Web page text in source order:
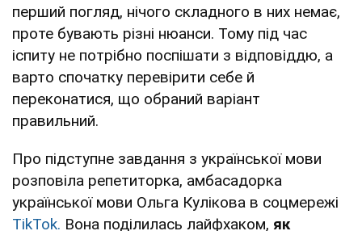
перший погляд, нічого складного в них немає,
проте бувають різні нюанси. Тому під час
іспиту не потрібно поспішати з відповіддю, а
варто спочатку перевірити себе й
переконатися, що обраний варіант
правильний.
Про підступне завдання з української мови
розповіла репетиторка, амбасадорка
української мови Ольга Кулікова в соцмережі
TikTok. Вона поділилась лайфхаком, як